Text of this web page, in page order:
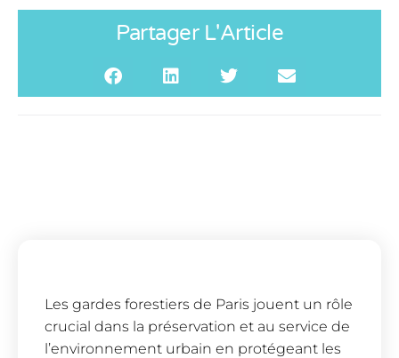
Partager L'Article
Les gardes forestiers de Paris jouent un rôle
crucial dans la préservation et au service de
l’environnement urbain en protégeant les